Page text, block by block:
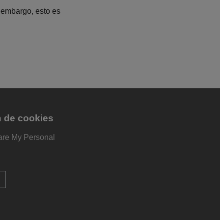
esto es
de cookies
My Personal